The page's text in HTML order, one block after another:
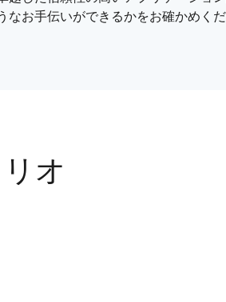
お手伝いができるかをお確かめくだ
オ